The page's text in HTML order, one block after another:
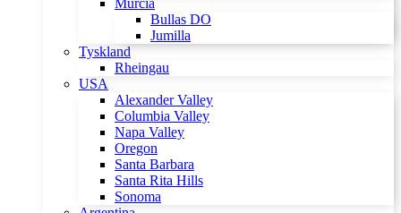
Murcia
Bullas DO
Jumilla
Tyskland
Rheingau
USA
Alexander Valley
Columbia Valley
Napa Valley
Oregon
Santa Barbara
Santa Rita Hills
Sonoma